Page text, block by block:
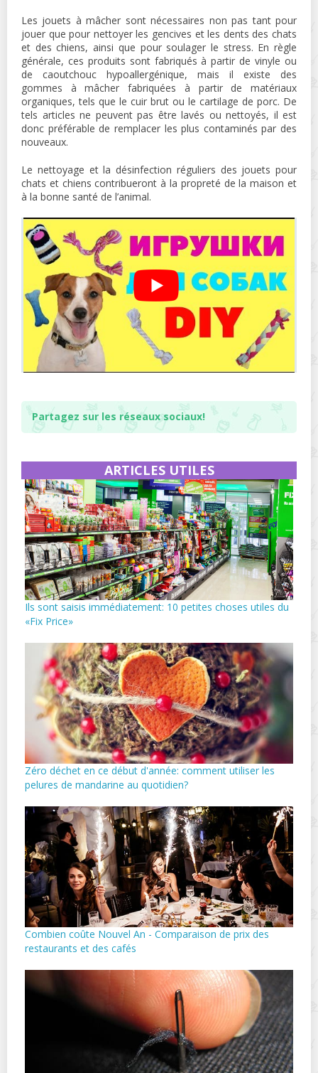
Les jouets à mâcher sont nécessaires non pas tant pour
jouer que pour nettoyer les gencives et les dents des chats
et des chiens, ainsi que pour soulager le stress. En règle
générale, ces produits sont fabriqués à partir de vinyle ou
de caoutchouc hypoallergénique, mais il existe des
gommes à mâcher fabriquées à partir de matériaux
organiques, tels que le cuir brut ou le cartilage de porc. De
tels articles ne peuvent pas être lavés ou nettoyés, il est
donc préférable de remplacer les plus contaminés par des
nouveaux.
Le nettoyage et la désinfection réguliers des jouets pour
chats et chiens contribueront à la propreté de la maison et
à la bonne santé de l’animal.
Partagez sur les réseaux sociaux!
ARTICLES UTILES
Ils sont saisis immédiatement: 10 petites choses utiles du
«Fix Price»
Zéro déchet en ce début d'année: comment utiliser les
pelures de mandarine au quotidien?
Combien coûte Nouvel An - Comparaison de prix des
restaurants et des cafés